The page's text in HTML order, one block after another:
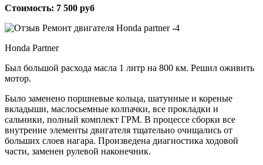
Стоимость: 7 500 руб
Honda Partner
Был большой расхода масла 1 литр на 800 км. Решил оживить
мотор.
Было заменено поршневые кольца, шатунные и кореные
вкладыши, маслосьемные колпачки, все прокладки и
сальники, полный комплект ГРМ. В процессе сборки все
внутрение элементы двигателя тщательно очищались от
больших слоев нагара. Произведена диагностика ходовой
части, заменен рулевой наконечник.